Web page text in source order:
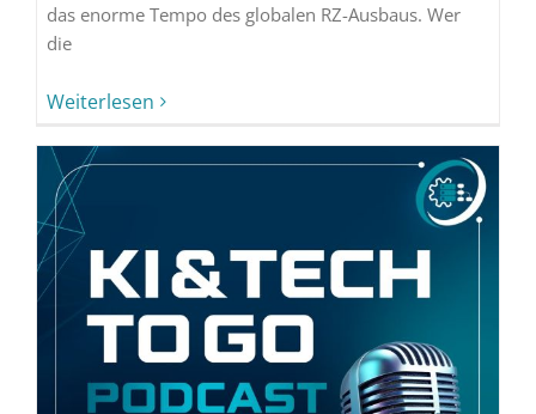
das enorme Tempo des globalen RZ-Ausbaus. Wer
die
Weiterlesen